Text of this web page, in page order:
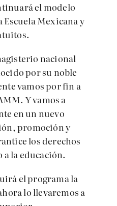
el modelo
Escuela Mexicana y
nacional
por su noble
vamos por fin a
Y vamos a
en un nuevo
promoción y
los derechos
a la educación.
el programa la
lo llevaremos a